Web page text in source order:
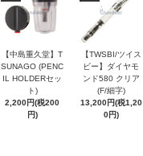
【中島重久堂】T
SUNAGO (PENC
IL HOLDERセッ
ト)
2,200円(税200
円)
【TWSBI/ツイス
ビー】ダイヤモ
ンド580 クリア
(F/細字)
13,200円(税1,20
0円)